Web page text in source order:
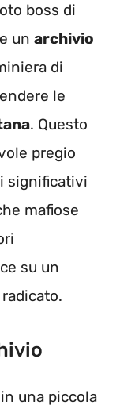
boss di
un archivio
di
le
. Questo
pregio
significativi
mafiose
su un
una piccola